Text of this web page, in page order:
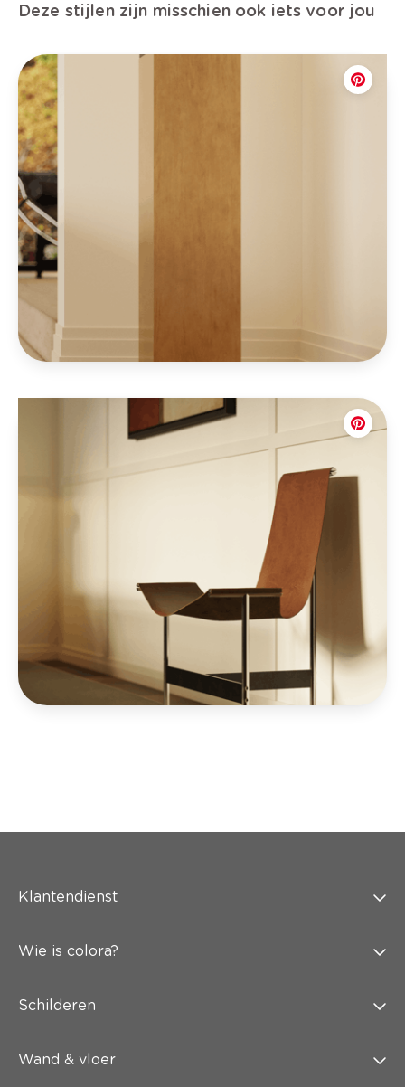
Deze stijlen zijn misschien ook iets voor jou
Klantendienst
Wie is colora?
Schilderen
Wand & vloer